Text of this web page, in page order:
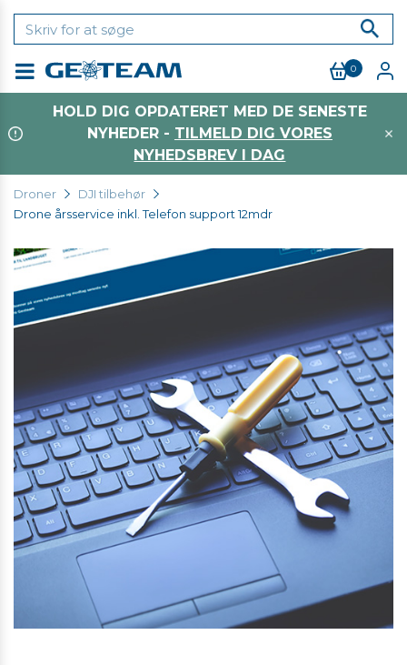
0
HOLD DIG OPDATERET MED DE SENESTE
NYHEDER - TILMELD DIG VORES
NYHEDSBREV I DAG
Droner
DJI tilbehør
Drone årsservice inkl. Telefon support 12mdr